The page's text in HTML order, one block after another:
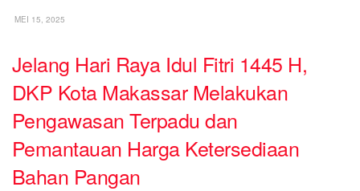
MEI 15, 2025
Jelang Hari Raya Idul Fitri 1445 H,
DKP Kota Makassar Melakukan
Pengawasan Terpadu dan
Pemantauan Harga Ketersediaan
Bahan Pangan